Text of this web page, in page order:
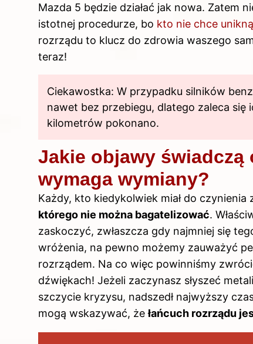
Mazda 5 będzie działać jak nowa. Zatem
istotnej procedurze, bo kto nie chce
rozrządu to klucz do zdrowia waszego
teraz!
Ciekawostka: W przypadku silników
nawet bez przebiegu, dlatego zaleca
kilometrów pokonano.
Jakie objawy świadczą
wymaga wymiany?
Każdy, kto kiedykolwiek miał do czynienia
którego nie można bagatelizować.
zaskoczyć, zwłaszcza gdy najmniej się
wróżenia, na pewno możemy zauważyć
rozrządem. Na co więc powinniśmy
dźwiękach! Jeżeli zaczynasz słyszeć
szczycie kryzysu, nadszedł najwyższy
mogą wskazywać, żełańcuch rozrządu